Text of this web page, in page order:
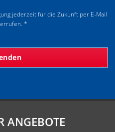
jederzeit für die Zukunft per E-Mail
*
ANGEBOTE